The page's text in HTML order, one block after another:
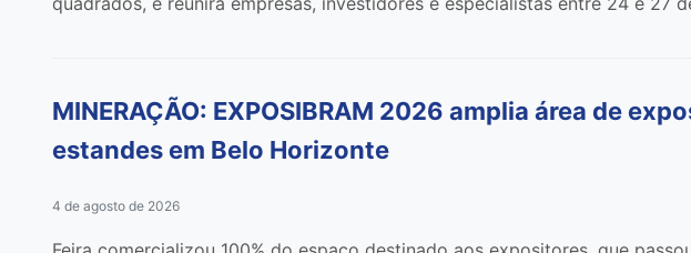
MINERAÇÃO: EXPOSIBRAM 2026 amplia área de
estandes em Belo Horizonte
4 de agosto de 2026